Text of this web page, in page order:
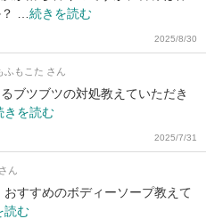
… 続きを読む
2025/8/30
ふもこた さん
ブツブツの対処教えていただき
きを読む
2025/7/31
ん
すすめのボディーソープ教えて
読む